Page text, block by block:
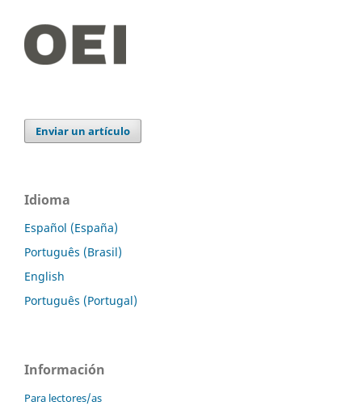
Enviar un artículo
Idioma
Español (España)
Português (Brasil)
English
Português (Portugal)
Información
Para lectores/as